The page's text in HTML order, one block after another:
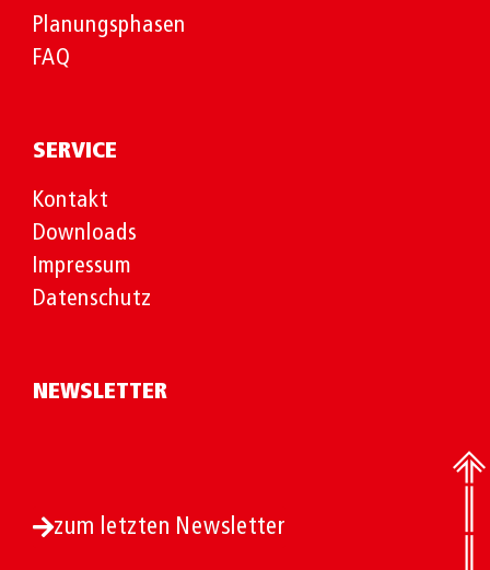
Planungsphasen
FAQ
SERVICE
Kontakt
Downloads
Impressum
Datenschutz
NEWSLETTER
zum letzten Newsletter